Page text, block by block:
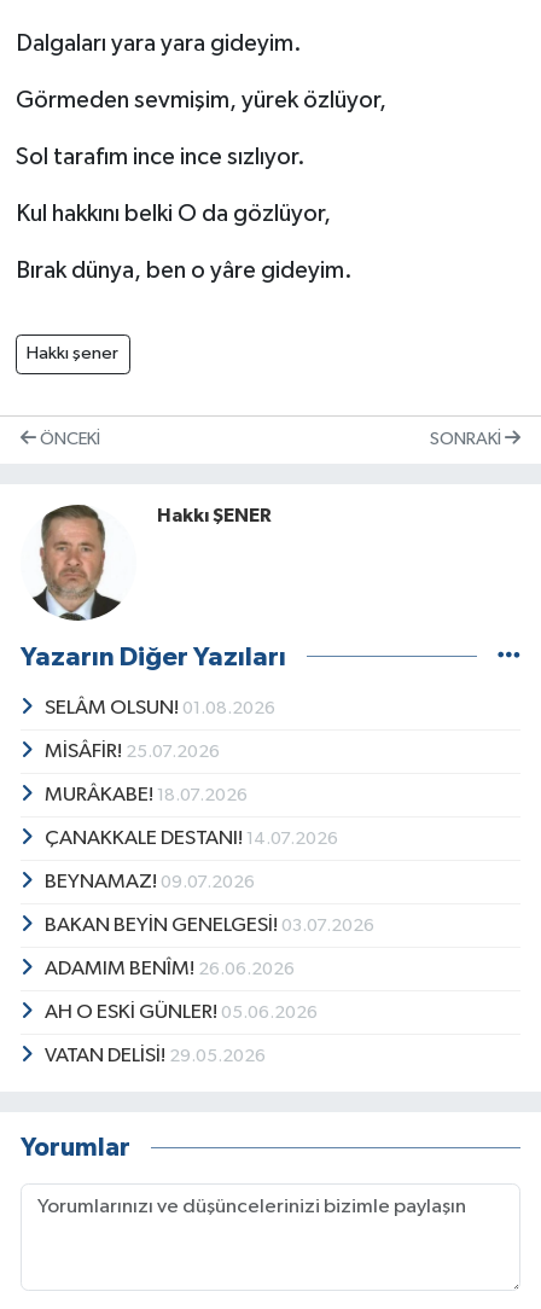
Dalgaları yara yara gideyim.
Görmeden sevmişim, yürek özlüyor,
Sol tarafım ince ince sızlıyor.
Kul hakkını belki O da gözlüyor,
Bırak dünya, ben o yâre gideyim.
Hakkı şener
ÖNCEKI SONRAKI
Hakkı ŞENER
Yazarın Diğer Yazıları
SELÂM OLSUN! 01.08.2026
MİSÂFİR! 25.07.2026
MURÂKABE! 18.07.2026
ÇANAKKALE DESTANI! 14.07.2026
BEYNAMAZ! 09.07.2026
BAKAN BEYİN GENELGESİ! 03.07.2026
ADAMIM BENÎM! 26.06.2026
AH O ESKİ GÜNLER! 05.06.2026
VATAN DELİSİ! 29.05.2026
Yorumlar